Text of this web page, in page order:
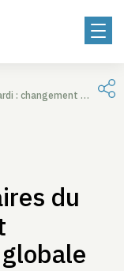
climatique et santé globale
du